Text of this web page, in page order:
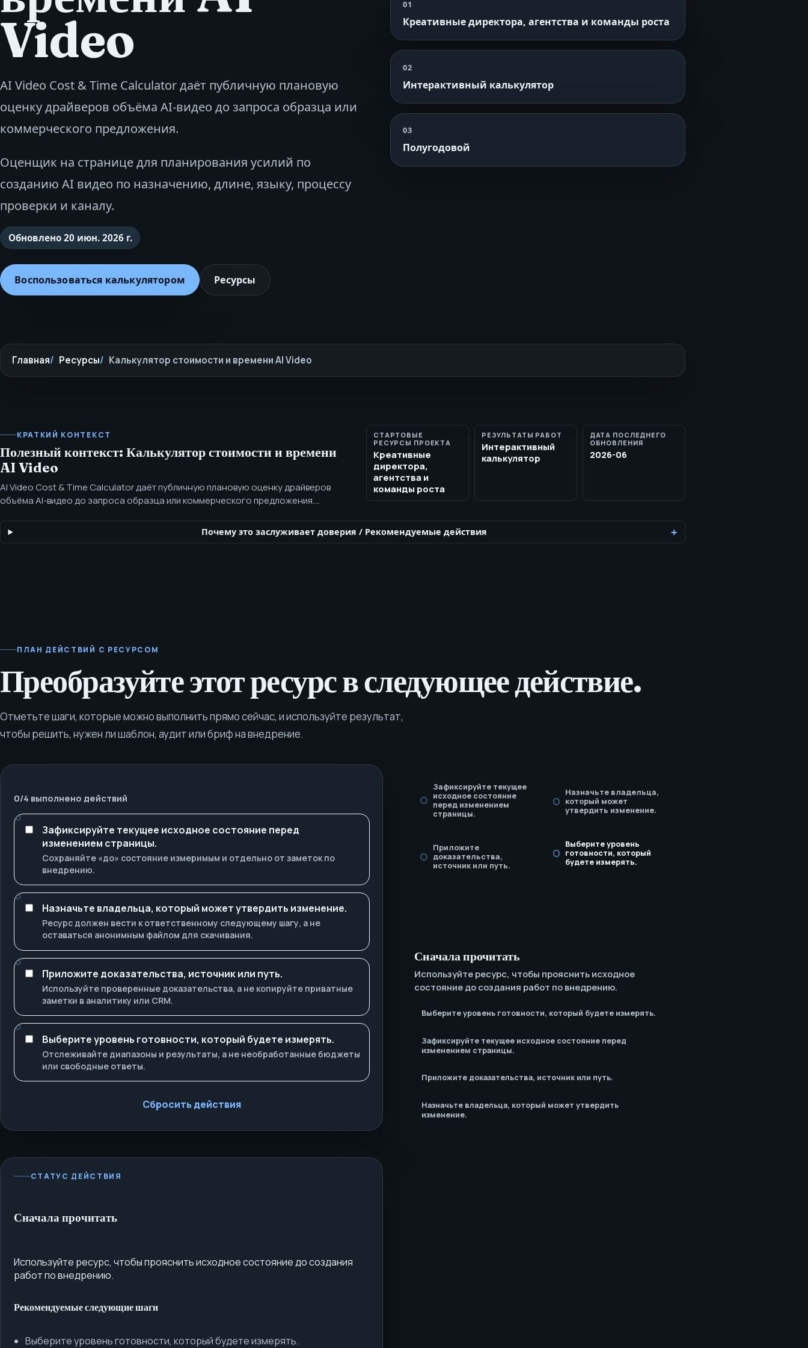
Video
AI Video Cost & Time Calculator даёт публичную плановую
оценку драйверов объёма AI-видео до запроса образца или
коммерческого предложения.
Оценщик на странице для планирования усилий по
созданию AI видео по назначению, длине, языку, процессу
проверки и каналу.
Обновлено 20 июн. 2026 г.
Воспользоваться калькулятором Ресурсы
01
Креативные директора, агентства и команды роста
02
Интерактивный калькулятор
03
Полугодовой
Главная Ресурсы Калькулятор стоимости и времени AI Video
КРАТКИЙ КОНТЕКСТ
Полезный контекст: Калькулятор стоимости и времени
AI Video
AI Video Cost & Time Calculator даёт публичную плановую оценку драйверов
объёма AI-видео до запроса образца или коммерческого предложения.
работы, локализацию, количество раундов правок и пригодность канала до
запроса коммерческого предложения.
СТАРТОВЫЕ
РЕСУРСЫ ПРОЕКТА
Креативные
директора,
агентства и
команды роста
РЕЗУЛЬТАТЫ РАБОТ
Интерактивный
калькулятор
ДАТА ПОСЛЕДНЕГО
ОБНОВЛЕНИЯ
2026-06
Почему это заслуживает доверия / Рекомендуемые действия
ПЛАН ДЕЙСТВИЙ С РЕСУРСОМ
Преобразуйте этот ресурс в следующее действие.
Отметьте шаги, которые можно выполнить прямо сейчас, и используйте результат,
чтобы решить, нужен ли шаблон, аудит или бриф на внедрение.
0/4 выполнено действий
Зафиксируйте текущее исходное состояние перед
изменением страницы.
Сохраняйте «до» состояние измеримым и отдельно от заметок по
внедрению.
Назначьте владельца, который может утвердить изменение.
Ресурс должен вести к ответственному следующему шагу, а не
оставаться анонимным файлом для скачивания.
Приложите доказательства, источник или путь.
Используйте проверенные доказательства, а не копируйте приватные
заметки в аналитику или CRM.
Выберите уровень готовности, который будете измерять.
Отслеживайте диапазоны и результаты, а не необработанные бюджеты
или свободные ответы.
Сбросить действия
Зафиксируйте текущее
исходное состояние
перед изменением
страницы.
Назначьте владельца,
который может
утвердить изменение.
Приложите
доказательства,
источник или путь.
Выберите уровень
готовности, который
будете измерять.
Сначала прочитать
Используйте ресурс, чтобы прояснить исходное
состояние до создания работ по внедрению.
Выберите уровень готовности, который будете измерять.
Зафиксируйте текущее исходное состояние перед
изменением страницы.
Приложите доказательства, источник или путь.
Назначьте владельца, который может утвердить
изменение.
СТАТУС ДЕЙСТВИЯ
Сначала прочитать
Используйте ресурс, чтобы прояснить исходное состояние до создания
работ по внедрению.
Рекомендуемые следующие шаги
Выберите уровень готовности, который будете измерять.